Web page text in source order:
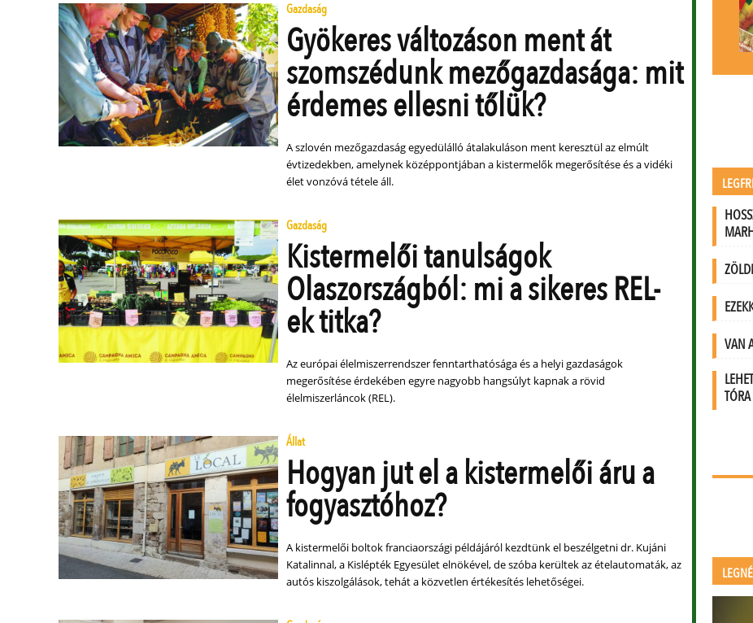
Gazdaság
Gyökeres változáson ment át
szomszédunk mezőgazdasága: mit
érdemes ellesni tőlük?
A szlovén mezőgazdaság egyedülálló átalakuláson ment keresztül az elmúlt
évtizedekben, amelynek középpontjában a kistermelők megerősítése és a vidéki
élet vonzóvá tétele áll.
Gazdaság
Kistermelői tanulságok
Olaszországból: mi a sikeres REL-
ek titka?
Az európai élelmiszerrendszer fenntarthatósága és a helyi gazdaságok
megerősítése érdekében egyre nagyobb hangsúlyt kapnak a rövid
élelmiszerláncok (REL).
Állat
Hogyan jut el a kistermelői áru a
fogyasztóhoz?
A kistermelői boltok franciaországi példájáról kezdtünk el beszélgetni dr. Kujáni
Katalinnal, a Kislépték Egyesület elnökével, de szóba kerültek az ételautomaták, az
autós kiszolgálások, tehát a közvetlen értékesítés lehetőségei.
VAN
TÓRA